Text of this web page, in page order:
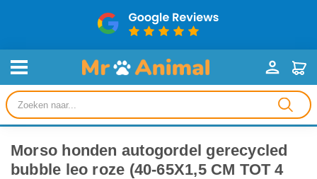
Producten
zoeken
Morso honden autogordel gerecycled
bubble leo roze (40-65X1,5 CM TOT 4